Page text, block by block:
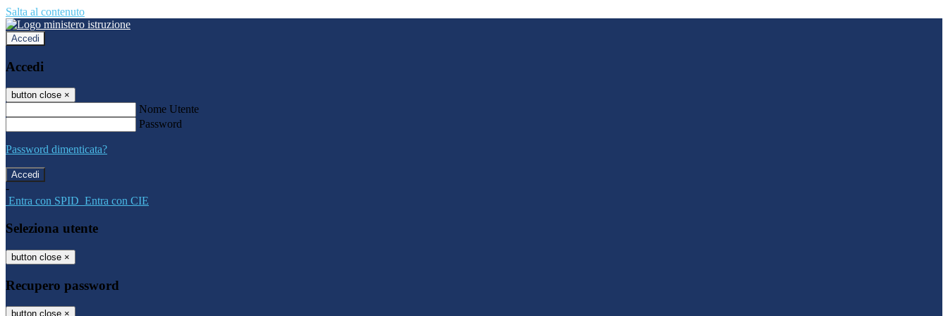
Salta al contenuto
Accedi
Accedi
button close ×
Nome Utente
Password
Password dimenticata?
-
Entra con SPID Entra con CIE
Seleziona utente
button close ×
Recupero password
button close ×